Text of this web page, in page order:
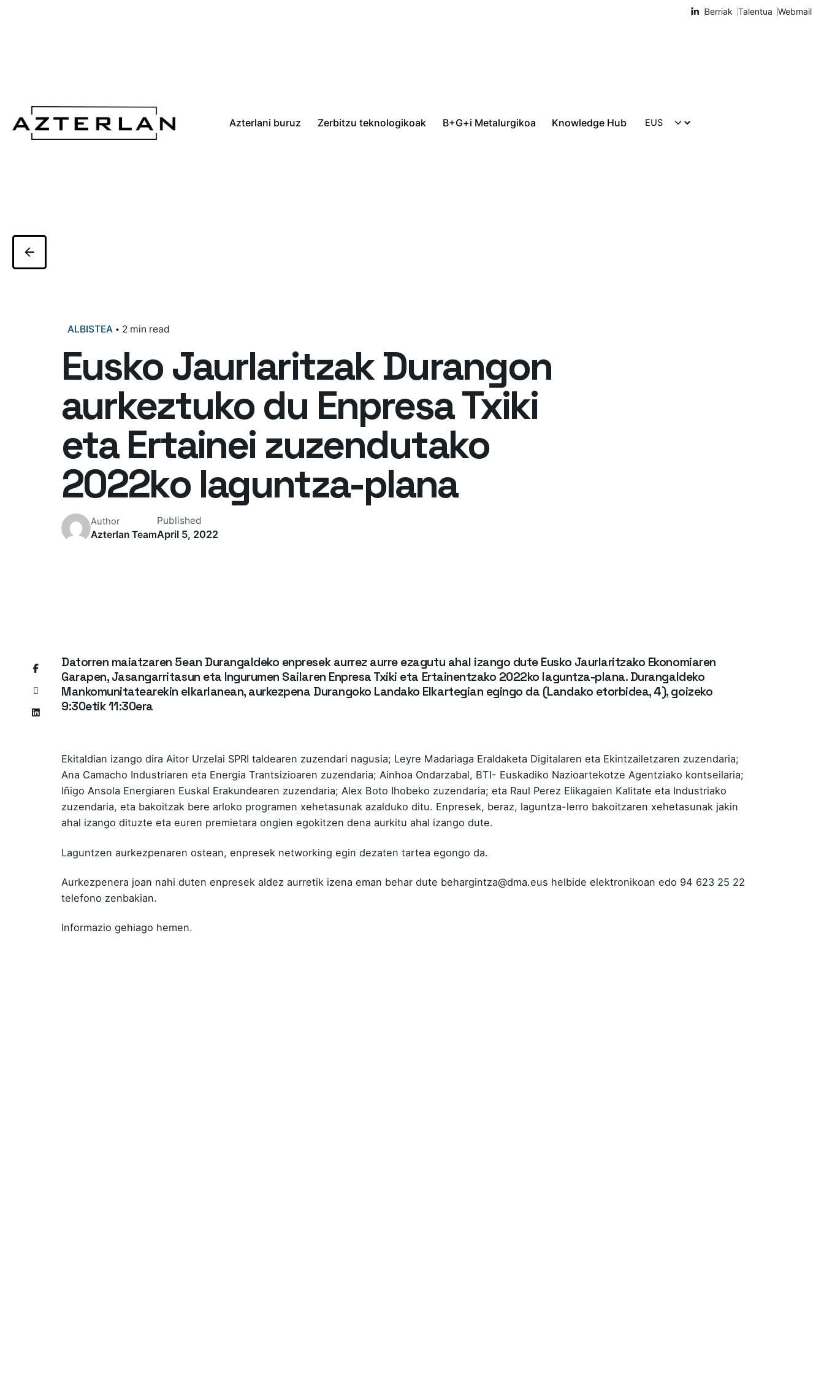
Berriak Talentua Webmail
Azterlani buruz Zerbitzu teknologikoak B+G+i Metalurgikoa Knowledge Hub
ALBISTEA 2 min read
Eusko Jaurlaritzak Durangon
aurkeztuko du Enpresa Txiki
eta Ertainei zuzendutako
2022ko laguntza-plana
Author
Azterlan Team
Published
April 5, 2022
Datorren maiatzaren 5ean Durangaldeko enpresek aurrez aurre ezagutu ahal izango dute Eusko Jaurlaritzako Ekonomiaren
Garapen, Jasangarritasun eta Ingurumen Sailaren Enpresa Txiki eta Ertainentzako 2022ko laguntza-plana. Durangaldeko
Mankomunitatearekin elkarlanean, aurkezpena Durangoko Landako Elkartegian egingo da (Landako etorbidea, 4), goizeko
9:30etik 11:30era
Ekitaldian izango dira Aitor Urzelai SPRI taldearen zuzendari nagusia; Leyre Madariaga Eraldaketa Digitalaren eta Ekintzailetzaren zuzendaria;
Ana Camacho Industriaren eta Energia Trantsizioaren zuzendaria; Ainhoa Ondarzabal, BTI- Euskadiko Nazioartekotze Agentziako kontseilaria;
Iñigo Ansola Energiaren Euskal Erakundearen zuzendaria; Alex Boto Ihobeko zuzendaria; eta Raul Perez Elikagaien Kalitate eta Industriako
zuzendaria, eta bakoitzak bere arloko programen xehetasunak azalduko ditu. Enpresek, beraz, laguntza-lerro bakoitzaren xehetasunak jakin
ahal izango dituzte eta euren premietara ongien egokitzen dena aurkitu ahal izango dute.
Laguntzen aurkezpenaren ostean, enpresek networking egin dezaten tartea egongo da.
Aurkezpenera joan nahi duten enpresek aldez aurretik izena eman behar dute behargintza@dma.eus helbide elektronikoan edo 94 623 25 22
telefono zenbakian.
Informazio gehiago hemen.